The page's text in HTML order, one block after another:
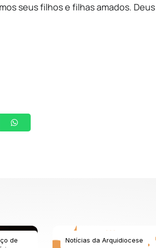
seus filhos e filhas amados. Deus
de
Notícias da Arquidiocese